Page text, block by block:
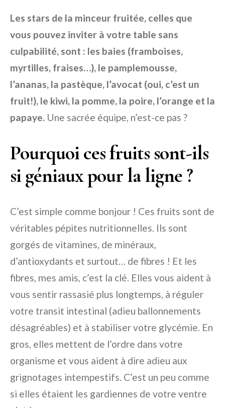
Les stars de la minceur fruitée, celles que
vous pouvez inviter à votre table sans
culpabilité, sont : les baies (framboises,
myrtilles, fraises…), le pamplemousse,
l’ananas, la pastèque, l’avocat (oui, c’est un
fruit!), le kiwi, la pomme, la poire, l’orange et la
papaye. Une sacrée équipe, n’est-ce pas ?
Pourquoi ces fruits sont-ils
si géniaux pour la ligne ?
C’est simple comme bonjour ! Ces fruits sont de
véritables pépites nutritionnelles. Ils sont
gorgés de vitamines, de minéraux,
d’antioxydants et surtout… de fibres ! Et les
fibres, mes amis, c’est la clé. Elles vous aident à
vous sentir rassasié plus longtemps, à réguler
votre transit intestinal (adieu ballonnements
désagréables) et à stabiliser votre glycémie. En
gros, elles mettent de l’ordre dans votre
organisme et vous aident à dire adieu aux
grignotages intempestifs. C’est un peu comme
si elles étaient les gardiennes de votre ventre